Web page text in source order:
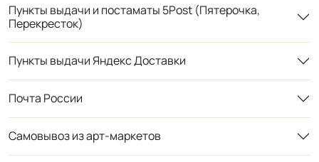
Пункты выдачи и постаматы 5Post (Пятерочка,
Перекресток)
Пункты выдачи Яндекс Доставки
Почта России
Самовывоз из арт-маркетов